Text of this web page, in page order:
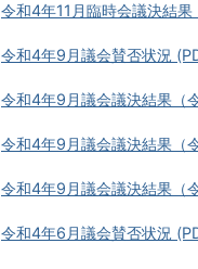
令和4年11月臨時会議決結
令和4年9月議会賛否状況
令和4年9月議会議決結果（
令和4年9月議会議決結果（
令和4年9月議会議決結果（
令和4年6月議会賛否状況